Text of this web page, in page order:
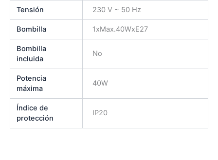
Tensión 230 V ~ 50 Hz
Bombilla 1xMax.40WxE27
Bombilla
incluida
No
Potencia
máxima
40W
Índice de
protección
IP20